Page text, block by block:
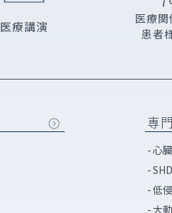
医療講演
医療
患者
専
心
低
大